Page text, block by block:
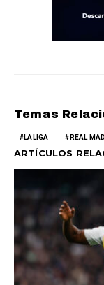
Temas
LALIGA REAL
ARTÍCULOS